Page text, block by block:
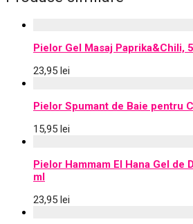
Pielor Gel Masaj Paprika&Chili,
23,95 lei
Pielor Spumant de Baie pentru
15,95 lei
Pielor Hammam El Hana Gel de
ml
23,95 lei